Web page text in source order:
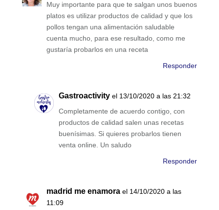
Muy importante para que te salgan unos buenos
platos es utilizar productos de calidad y que los
pollos tengan una alimentación saludable
cuenta mucho, para ese resultado, como me
gustaría probarlos en una receta
Responder
Gastroactivity el 13/10/2020 a las 21:32
Completamente de acuerdo contigo, con
productos de calidad salen unas recetas
buenísimas. Si quieres probarlos tienen
venta online. Un saludo
Responder
madrid me enamora el 14/10/2020 a las
11:09